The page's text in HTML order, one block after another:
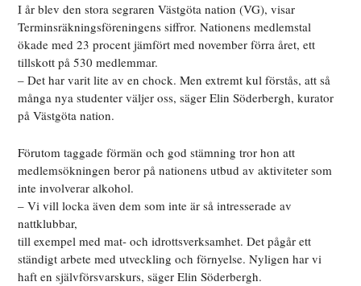
I år blev den stora segraren Västgöta nation (VG), visar
Terminsräkningsföreningens siffror. Nationens medlemstal
ökade med 23 procent jämfört med november förra året, ett
tillskott på 530 medlemmar.
– Det har varit lite av en chock. Men extremt kul förstås, att så
många nya studenter väljer oss, säger Elin Söderbergh, kurator
på Västgöta nation.
Förutom taggade förmän och god stämning tror hon att
medlemsökningen beror på nationens utbud av aktiviteter som
inte involverar alkohol.
– Vi vill locka även dem som inte är så intresserade av
nattklubbar,
till exempel med mat- och idrottsverksamhet. Det pågår ett
ständigt arbete med utveckling och förnyelse. Nyligen har vi
haft en självförsvarskurs, säger Elin Söderbergh.